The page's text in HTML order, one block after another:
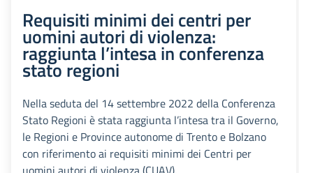
Requisiti minimi dei centri per
uomini autori di violenza:
raggiunta l’intesa in conferenza
stato regioni
Nella seduta del 14 settembre 2022 della Conferenza
Stato Regioni è stata raggiunta l’intesa tra il Governo,
le Regioni e Province autonome di Trento e Bolzano
con riferimento ai requisiti minimi dei Centri per